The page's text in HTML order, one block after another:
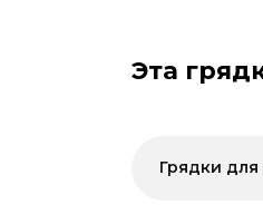
Эта
Грядки для